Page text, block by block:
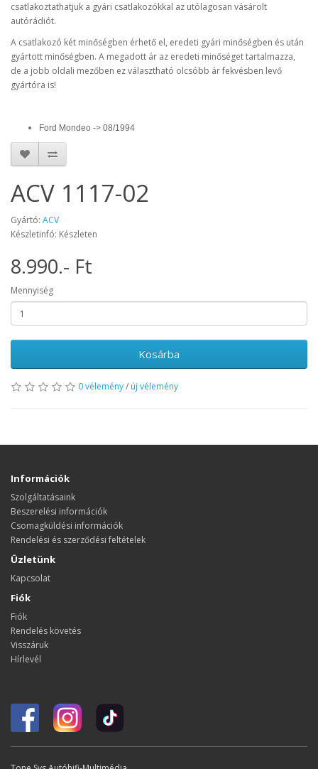
csatlakoztathatjuk a gyári csatlakozókkal az utólagosan vásárolt
autórádiót.
A csatlakozó két minőségben érhető el, eredeti gyári minőségben és után
gyártott minőségben. A megadott ár az eredeti minőséget tartalmazza,
de a jobb oldali mezőben ez választható olcsóbb ár fekvésben levő
gyártóra is!
Ford Mondeo -> 08/1994
ACV 1117-02
Gyártó: ACV
Készletinfó: Készleten
8.990.- Ft
Mennyiség
Kosárba
0 vélemény/ új vélemény
Információk
Szolgáltatásaink
Beszerelési információk
Csomagküldési információk
Rendelési és szerződési feltételek
Üzletünk
Kapcsolat
Fiók
Fiók
Rendelés követés
Visszáruk
Hírlevél